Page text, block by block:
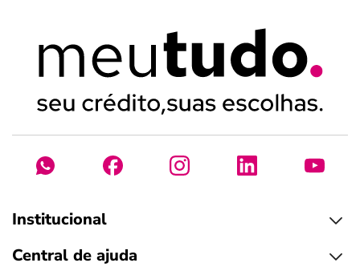
Institucional
Central de ajuda